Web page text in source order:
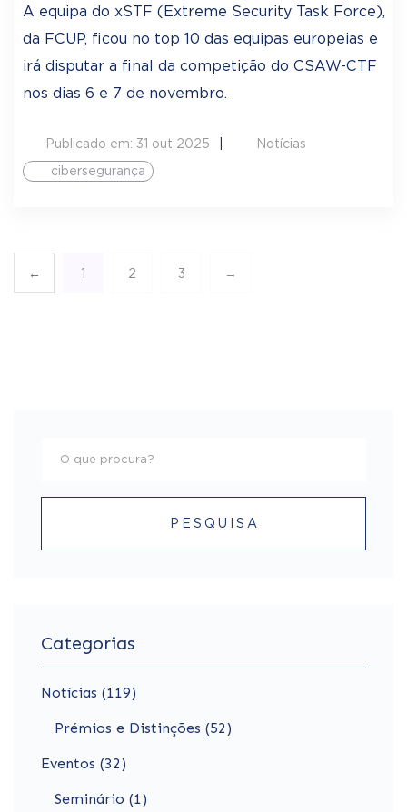
A equipa do xSTF (Extreme Security Task Force),
da FCUP, ficou no top 10 das equipas europeias e
irá disputar a final da competição do CSAW-CTF
nos dias 6 e 7 de novembro.
Publicado em: 31 out 2025
Notícias
cibersegurança
← 1 2 3 →
PESQUISA
Categorias
Notícias (119)
Prémios e Distinções (52)
Eventos (32)
Seminário (1)